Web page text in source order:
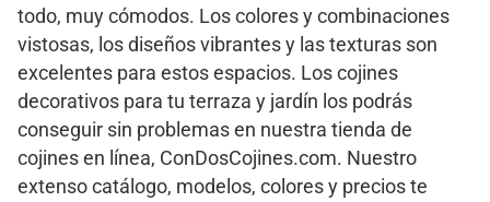
todo, muy cómodos. Los colores y combinaciones
vistosas, los diseños vibrantes y las texturas son
excelentes para estos espacios. Los cojines
decorativos para tu terraza y jardín los podrás
conseguir sin problemas en nuestra tienda de
cojines en línea, ConDosCojines.com. Nuestro
extenso catálogo, modelos, colores y precios te